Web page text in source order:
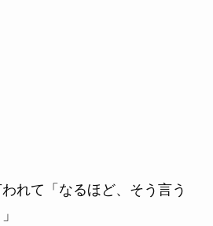
れて「なるほど、そう言う